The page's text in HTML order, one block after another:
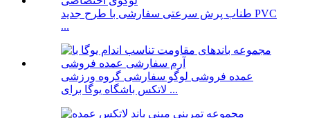
طناب پرش سرعتی سفارشی با طرح جدید PVC
...
عمده فروشی لوگو سفارشی گروه ورزشی
لاتکس باشگاه یوگا برای ...